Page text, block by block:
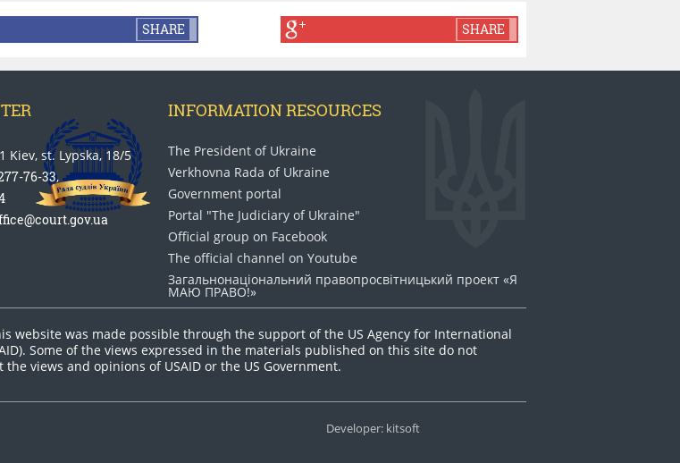
SHARE SHARE
Kiev, st. Lypska, 18/5
76-33,
INFORMATION RESOURCES
The President of Ukraine
Verkhovna Rada of Ukraine
Government portal
Portal "The Judiciary of Ukraine"
Official group on Facebook
The official channel on Youtube
Загальнонаціональний право​просвітницький проект «Я
МАЮ ПРАВО​!»
website was made possible through the support of the US Agency for International
Some of the views expressed in the materials published on this site do not
the views and opinions of USAID or the US Government.
Developer: kitsoft